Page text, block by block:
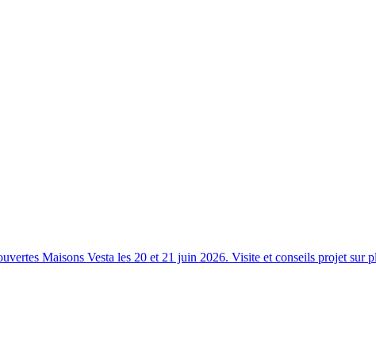
Maisons Vesta les 20 et 21 juin 2026. Visite et conseils projet sur